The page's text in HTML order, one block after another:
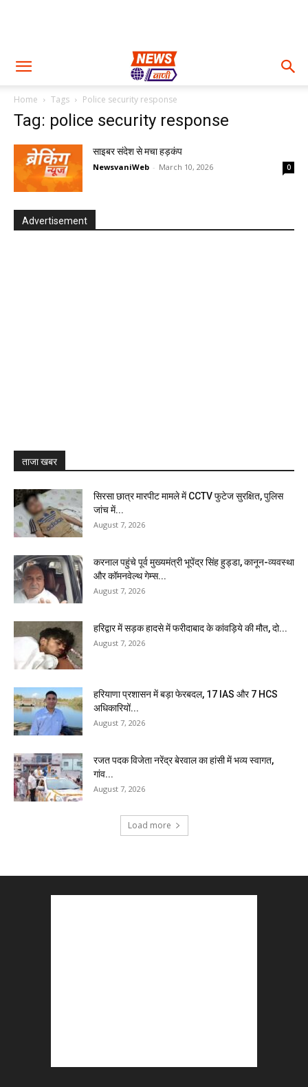
Home Tags Police security response
Tag: police security response
साइबर संदेश से मचा हड़कंप
NewsvaniWeb - March 10, 2026 0
Advertisement
ताजा खबर
सिरसा छात्र मारपीट मामले में CCTV फुटेज सुरक्षित, पुलिस
जांच में...
August 7, 2026
करनाल पहुंचे पूर्व मुख्यमंत्री भूपेंद्र सिंह हुड्डा, कानून-व्यवस्था
और कॉमनवेल्थ गेम्स...
August 7, 2026
हरिद्वार में सड़क हादसे में फरीदाबाद के कांवड़िये की मौत, दो...
August 7, 2026
हरियाणा प्रशासन में बड़ा फेरबदल, 17 IAS और 7 HCS
अधिकारियों...
August 7, 2026
रजत पदक विजेता नरेंद्र बेरवाल का हांसी में भव्य स्वागत,
गांव...
August 7, 2026
Load more